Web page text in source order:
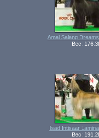
Amal Salang
Вес:
Isad Intisaar
Вес: